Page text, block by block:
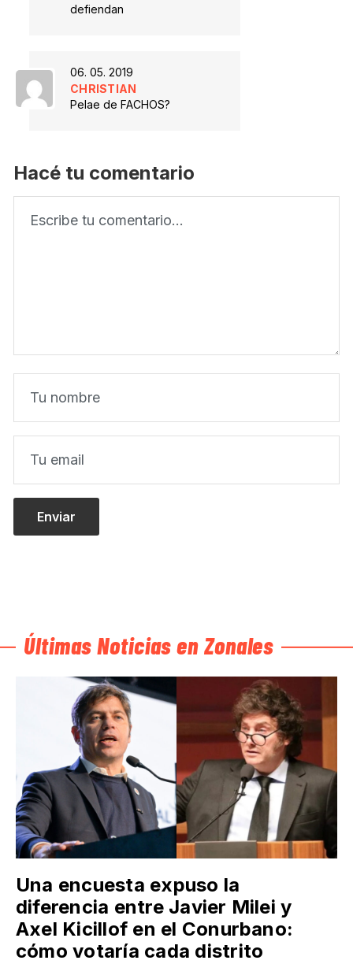
defiendan
06. 05. 2019
CHRISTIAN
Pelae de FACHOS?
Hacé tu comentario
Últimas Noticias en Zonales
Una encuesta expuso la
diferencia entre Javier Milei y
Axel Kicillof en el Conurbano:
cómo votaría cada distrito